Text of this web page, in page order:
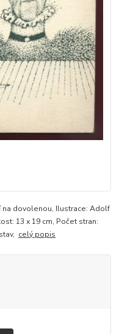
na dovolenou, Ilustrace: Adolf
13 x 19 cm, Počet stran:
celý popis